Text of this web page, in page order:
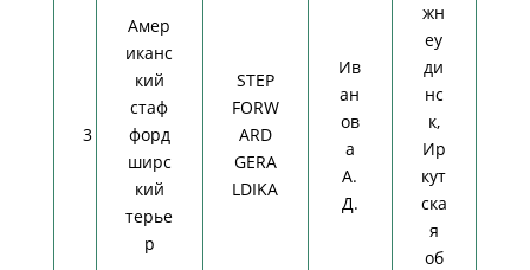
3
Амер
иканс
кий
стаф
форд
ширс
кий
терье
р
STEP
FORW
ARD
GERA
LDIKA
Ив
ан
ов
а
А.
Д.
жн
еу
ди
нс
к,
Ир
кут
ска
я
об